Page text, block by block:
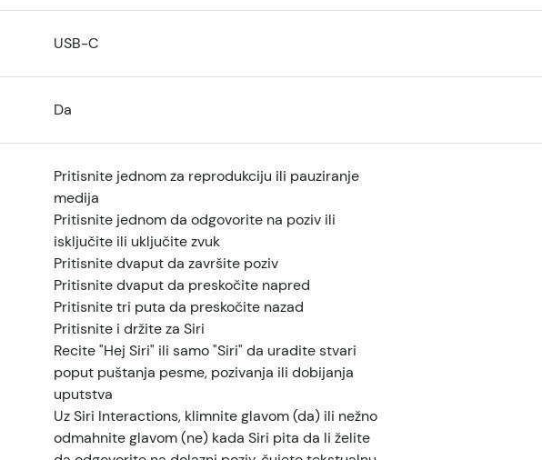
USB-C
Da
Pritisnite jednom za reprodukciju ili pauziranje
medija
Pritisnite jednom da odgovorite na poziv ili
isključite ili uključite zvuk
Pritisnite dvaput da završite poziv
Pritisnite dvaput da preskočite napred
Pritisnite tri puta da preskočite nazad
Pritisnite i držite za Siri
Recite "Hej Siri" ili samo "Siri" da uradite stvari
poput puštanja pesme, pozivanja ili dobijanja
uputstva
Uz Siri Interactions, klimnite glavom (da) ili nežno
odmahnite glavom (ne) kada Siri pita da li želite